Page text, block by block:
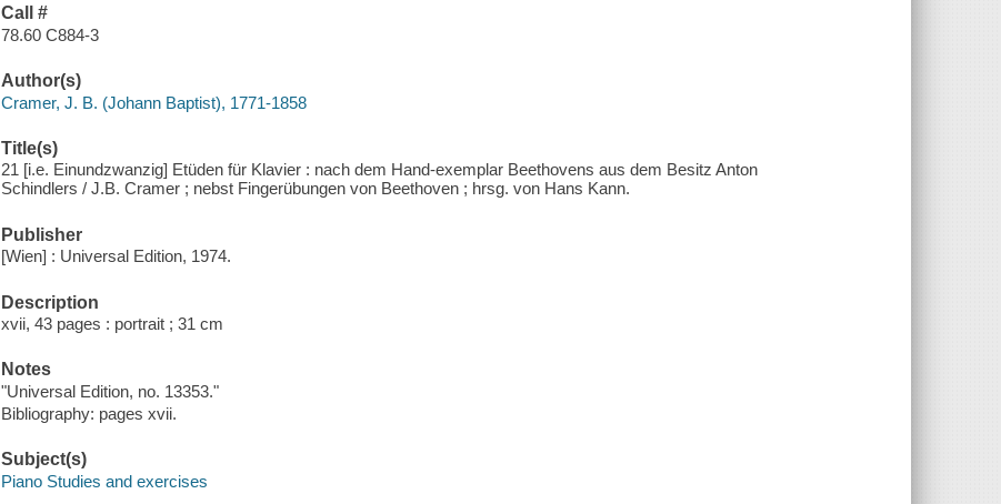
Call #
78.60 C884-3
Author(s)
Cramer, J. B. (Johann Baptist), 1771-1858
Title(s)
21 [i.e. Einundzwanzig] Etüden für Klavier : nach dem Hand-exemplar Beethovens aus dem Besitz Anton
Schindlers / J.B. Cramer ; nebst Fingerübungen von Beethoven ; hrsg. von Hans Kann.
Publisher
[Wien] : Universal Edition, 1974.
Description
xvii, 43 pages : portrait ; 31 cm
Notes
"Universal Edition, no. 13353."
Bibliography: pages xvii.
Subject(s)
Piano Studies and exercises